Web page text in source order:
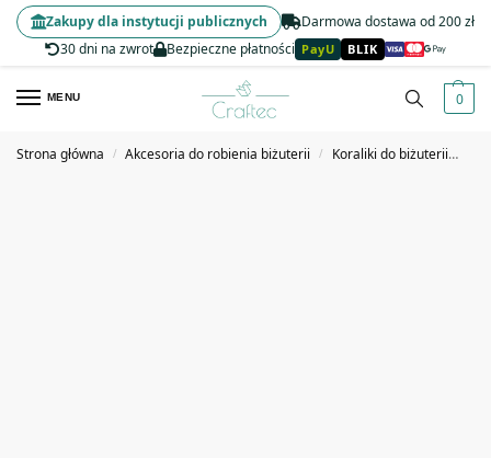
Darmowa dostawa od 200 zł
30 dni na zwrot
Bezpieczne płatności PayU BLIK
Zakupy dla instytucji publicznych
MENU 0
Strona główna / Akcesoria do robienia biżuterii / Koraliki do biżuterii